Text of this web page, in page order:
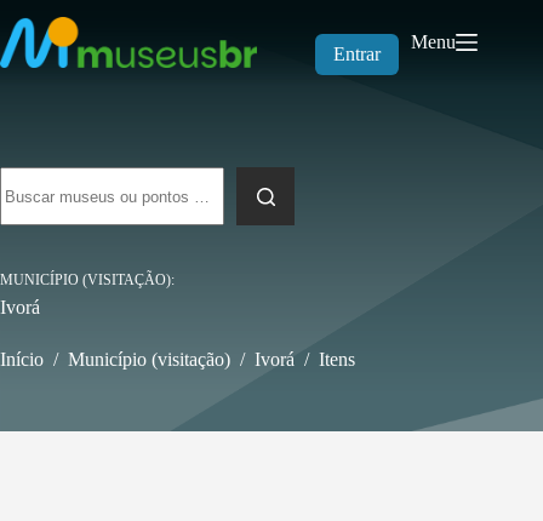
para
o
conteúdo
Entrar
Menu
resultados
MUNICÍPIO (VISITAÇÃO)
Ivorá
Início / Município (visitação) / Ivorá / Itens